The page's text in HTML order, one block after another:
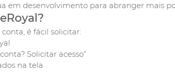
em desenvolvimento para abranger mais
é fácil solicitar:
Solicitar acesso”
na tela